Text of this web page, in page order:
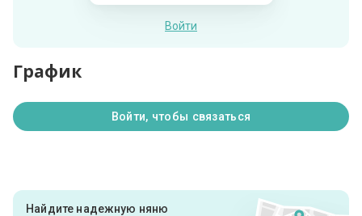
Войти
График
Войти, чтобы связаться
Найдите надежную няню